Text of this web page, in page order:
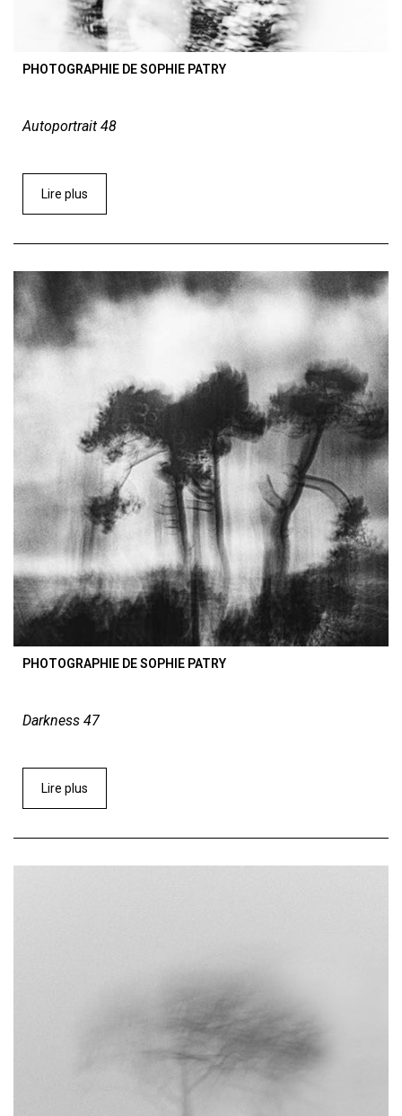
PHOTOGRAPHIE DE SOPHIE PATRY
Autoportrait 48
Lire plus
PHOTOGRAPHIE DE SOPHIE PATRY
Darkness 47
Lire plus